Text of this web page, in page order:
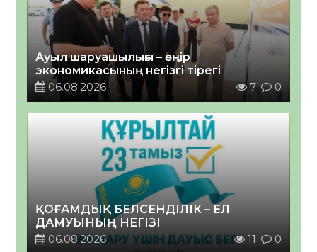
Ауыл шаруашылығы – өңір
экономикасының негізгі тірегі
06.08.2026
7 0
ҚОҒАМДЫҚ БЕЛСЕНДІЛІК – ЕЛ
ДАМУЫНЫҢ НЕГІЗІ
06.08.2026
11 0